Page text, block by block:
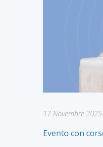
17 Novembre 2025
Evento con